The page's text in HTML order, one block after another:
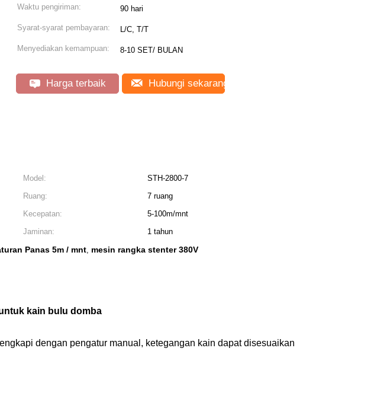
Waktu pengiriman: 90 hari
Syarat-syarat pembayaran: L/C, T/T
Menyediakan kemampuan: 8-10 SET/ BULAN
Harga terbaik Hubungi sekarang
Model:
STH-2800-7
Ruang:
7 ruang
Kecepatan:
5-100m/mnt
Jaminan:
1 tahun
Panas 5m / mnt, mesin rangka stenter 380V
kain bulu domba
dengan pengatur manual, ketegangan kain dapat disesuaikan